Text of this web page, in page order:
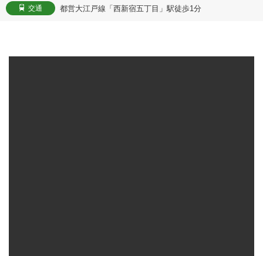
交通 都営大江戸線「西新宿五丁目」駅徒歩1分